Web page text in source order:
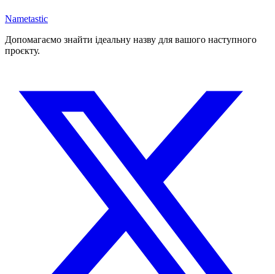
Nametastic
Допомагаємо знайти ідеальну назву для вашого наступного
проєкту.